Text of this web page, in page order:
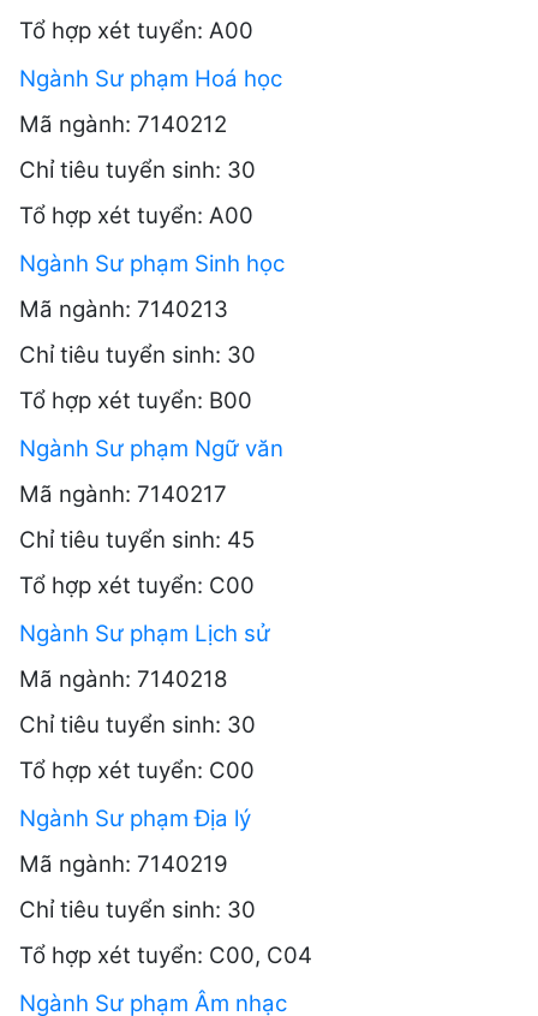
Tổ hợp xét tuyển: A00
Ngành Sư phạm Hoá học
Mã ngành: 7140212
Chỉ tiêu tuyển sinh: 30
Tổ hợp xét tuyển: A00
Ngành Sư phạm Sinh học
Mã ngành: 7140213
Chỉ tiêu tuyển sinh: 30
Tổ hợp xét tuyển: B00
Ngành Sư phạm Ngữ văn
Mã ngành: 7140217
Chỉ tiêu tuyển sinh: 45
Tổ hợp xét tuyển: C00
Ngành Sư phạm Lịch sử
Mã ngành: 7140218
Chỉ tiêu tuyển sinh: 30
Tổ hợp xét tuyển: C00
Ngành Sư phạm Địa lý
Mã ngành: 7140219
Chỉ tiêu tuyển sinh: 30
Tổ hợp xét tuyển: C00, C04
Ngành Sư phạm Âm nhạc